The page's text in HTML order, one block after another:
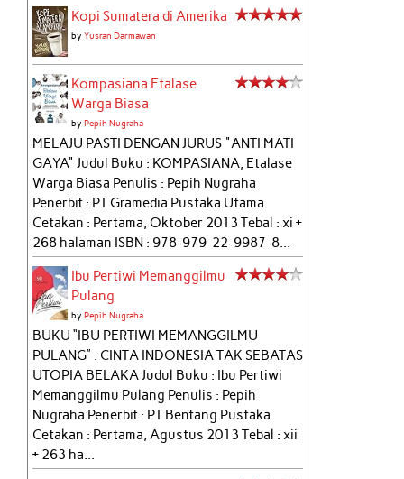
Kopi Sumatera di Amerika
byYusran Darmawan
Kompasiana Etalase
Warga Biasa
byPepih Nugraha
MELAJU PASTI DENGAN JURUS "ANTI MATI
GAYA" Judul Buku : KOMPASIANA, Etalase
Warga Biasa Penulis : Pepih Nugraha
Penerbit : PT Gramedia Pustaka Utama
Cetakan : Pertama, Oktober 2013 Tebal : xi +
268 halaman ISBN : 978-979-22-9987-8...
Ibu Pertiwi Memanggilmu
Pulang
byPepih Nugraha
BUKU “IBU PERTIWI MEMANGGILMU
PULANG” : CINTA INDONESIA TAK SEBATAS
UTOPIA BELAKA Judul Buku : Ibu Pertiwi
Memanggilmu Pulang Penulis : Pepih
Nugraha Penerbit : PT Bentang Pustaka
Cetakan : Pertama, Agustus 2013 Tebal : xii
+ 263 ha...